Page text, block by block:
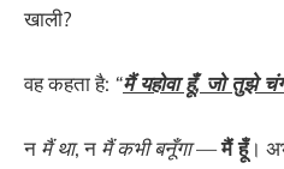
खाली?
वह कहता है: “मैं यहोवा हूँ, जो तुझे
न मैं था, न मैं कभी बनूँगा—मैं हूँ।